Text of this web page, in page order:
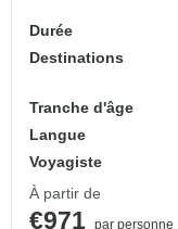
Durée
Destinations
Tranche d'âge
Langue
Voyagiste
À partir de
€971 par personne